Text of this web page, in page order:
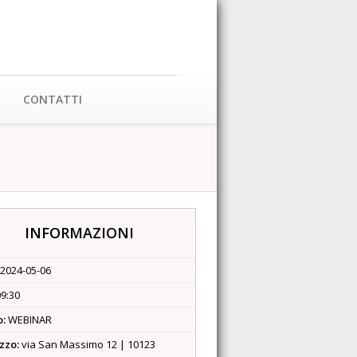
CONTATTI
INFORMAZIONI
2024-05-06
WEBINAR
via San Massimo 12 | 10123